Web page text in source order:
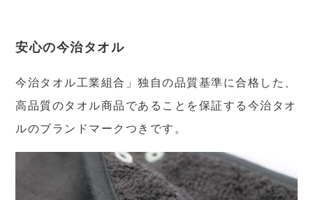
安心の今治タオル
今治タオル工業組合」独自の品質基準に合格した、
高品質のタオル商品であることを保証する今治タオ
ルのブランドマークつきです。